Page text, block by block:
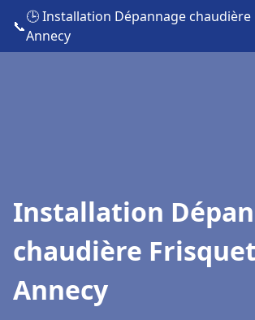
📞
🕒 Installation Dépannage chaudière
Annecy
Installation
chaudière Frisquet
Annecy